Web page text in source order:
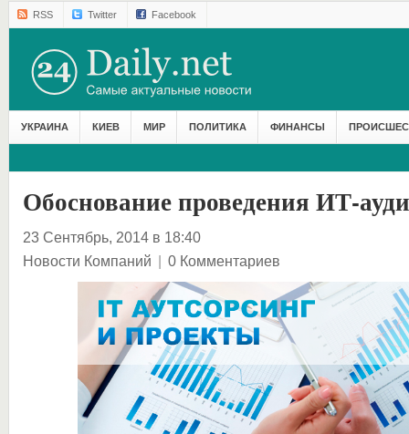
RSS Twitter Facebook
УКРАИНА КИЕВ МИР ПОЛИТИКА ФИНАНСЫ
Обоснование проведения ИТ-
23 Сентябрь, 2014 в 18:40
Новости Компаний | 0 Комментариев